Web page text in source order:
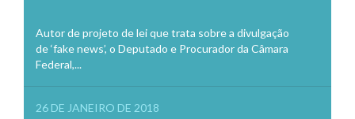
Autor de projeto de lei que trata sobre a divulgação
de ‘fake news’, o Deputado e Procurador da Câmara
Federal,...
26 DE JANEIRO DE 2018